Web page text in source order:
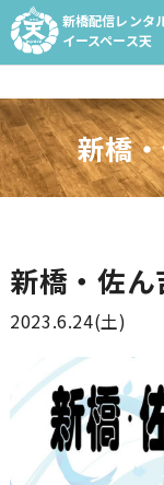
新橋配信レンタ
イースペース天
新橋
新橋・佐
2023.6.24(土)